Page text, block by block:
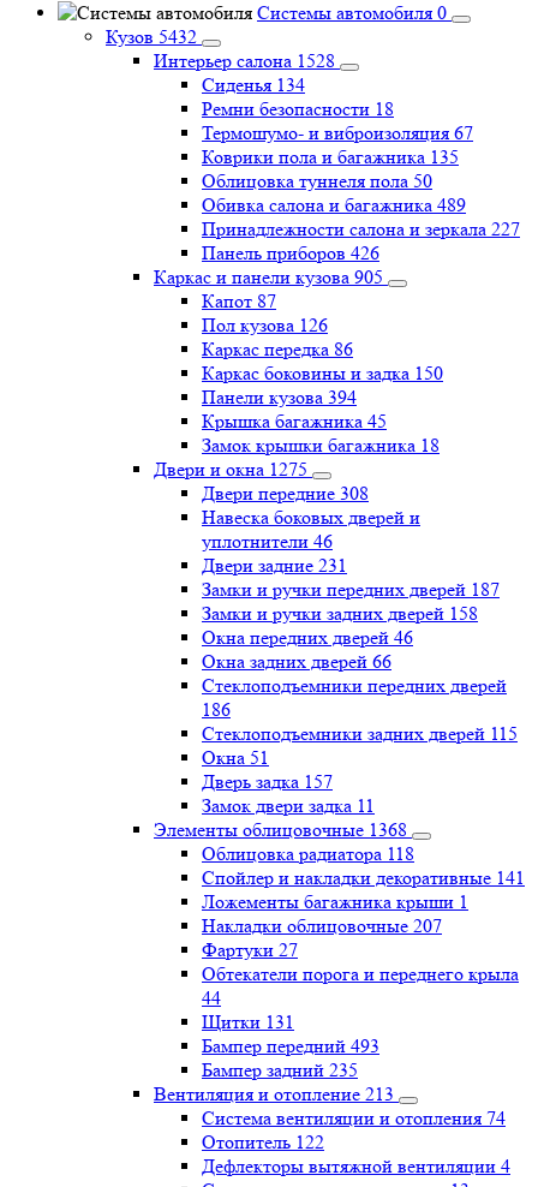
Системы автомобиля 0
Кузов 5432
Интерьер салона 1528
Сиденья 134
Ремни безопасности 18
Термошумо- и виброизоляция 67
Коврики пола и багажника 135
Облицовка туннеля пола 50
Обивка салона и багажника 489
Принадлежности салона и зеркала 227
Панель приборов 426
Каркас и панели кузова 905
Капот 87
Пол кузова 126
Каркас передка 86
Каркас боковины и задка 150
Панели кузова 394
Крышка багажника 45
Замок крышки багажника 18
Двери и окна 1275
Двери передние 308
Навеска боковых дверей и
уплотнители 46
Двери задние 231
Замки и ручки передних дверей 187
Замки и ручки задних дверей 158
Окна передних дверей 46
Окна задних дверей 66
Стеклоподъемники передних дверей
186
Стеклоподъемники задних дверей 115
Окна 51
Дверь задка 157
Замок двери задка 11
Элементы облицовочные 1368
Облицовка радиатора 118
Спойлер и накладки декоративные 141
Ложементы багажника крыши 1
Накладки облицовочные 207
Фартуки 27
Обтекатели порога и переднего крыла
44
Щитки 131
Бампер передний 493
Бампер задний 235
Вентиляция и отопление 213
Система вентиляции и отопления 74
Отопитель 122
Дефлекторы вытяжной вентиляции 4